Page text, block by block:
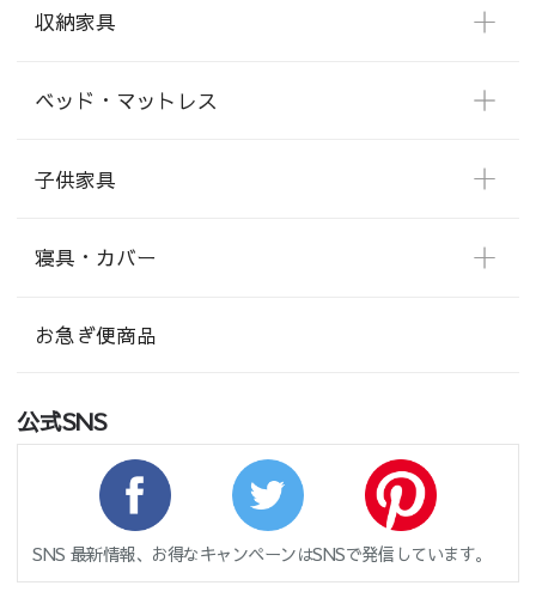
収納家具
ベッド・マットレス
子供家具
寝具・カバー
お急ぎ便商品
公式SNS
SNS 最新情報、お得なキャンペーンはSNSで発信しています。